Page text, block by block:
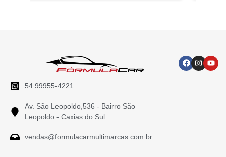
54 99955-4221
Av. São Leopoldo,536 - Bairro São
Leopoldo - Caxias do Sul
vendas@formulacarmultimarcas.com.br